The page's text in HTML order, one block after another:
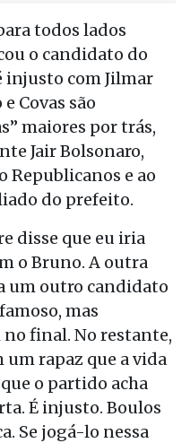
todos lados
o candidato do
injusto com Jilmar
Covas são
maiores por trás,
Jair Bolsonaro,
Republicanos e ao
do prefeito.
disse que eu iria
o Bruno. A outra
um outro candidato
mas
final. No restante,
um rapaz que a vida
o partido acha
É injusto. Boulos
Se jogá-lo nessa